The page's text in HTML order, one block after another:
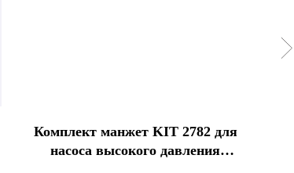
Комплект манжет KIT 2782 для
насоса высокого давления